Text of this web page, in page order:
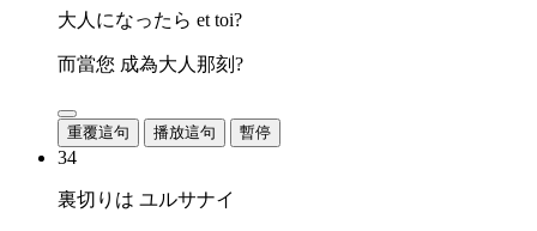
大人になったら et toi?
而當您 成為大人那刻?
重覆這句 播放這句 暫停
34
裏切りは ユルサナイ